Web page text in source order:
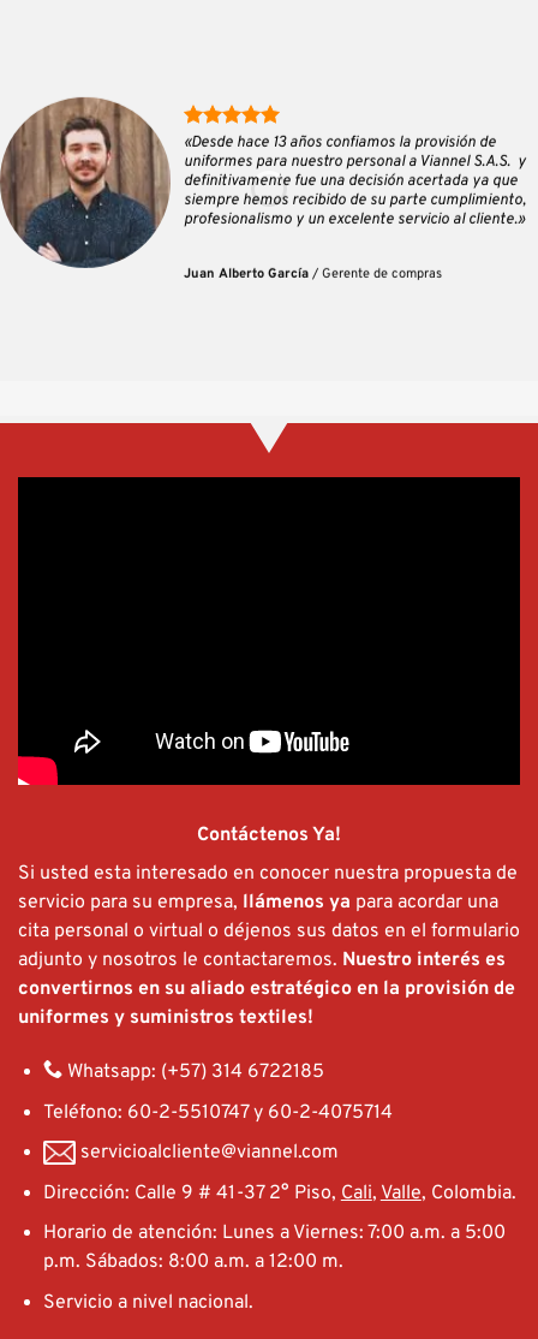
«Desde hace 13 años confiamos la provisión de
uniformes para nuestro personal a Viannel S.A.S. y
definitivamente fue una decisión acertada ya que
siempre hemos recibido de su parte cumplimiento,
profesionalismo y un excelente servicio al cliente.»
Juan Alberto García / Gerente de compras
Contáctenos Ya!
Si usted esta interesado en conocer nuestra propuesta de
servicio para su empresa, llámenos ya para acordar una
cita personal o virtual o déjenos sus datos en el formulario
adjunto y nosotros le contactaremos. Nuestro interés es
convertirnos en su aliado estratégico en la provisión de
uniformes y suministros textiles!
Whatsapp: (+57) 314 6722185
Teléfono: 60-2-5510747 y 60-2-4075714
servicioalcliente@viannel.com
Dirección: Calle 9 # 41-37 2° Piso, Cali, Valle, Colombia.
Horario de atención: Lunes a Viernes: 7:00 a.m. a 5:00
p.m. Sábados: 8:00 a.m. a 12:00 m.
Servicio a nivel nacional.